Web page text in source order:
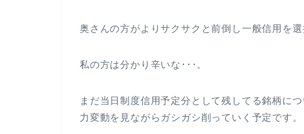
奥さんの方がよりサクサクと前倒し一般信用を
私の方は分かり辛いな･･･。
まだ当日制度信用予定分として残してる銘柄に
力変動を見ながらガシガシ削っていく予定です。